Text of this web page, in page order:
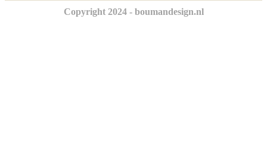
Copyright 2024 - boumandesign.nl